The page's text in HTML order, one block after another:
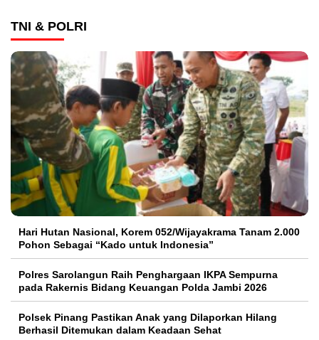
TNI & POLRI
Hari Hutan Nasional, Korem 052/Wijayakrama Tanam 2.000
Pohon Sebagai “Kado untuk Indonesia”
Polres Sarolangun Raih Penghargaan IKPA Sempurna
pada Rakernis Bidang Keuangan Polda Jambi 2026
Polsek Pinang Pastikan Anak yang Dilaporkan Hilang
Berhasil Ditemukan dalam Keadaan Sehat